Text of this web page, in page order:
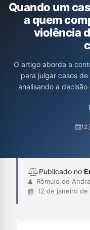
Quando um
a quem
violência
O artigo aborda a
para julgar casos
analisando a decisão
esposa, também
afetam
12
Publicado no
Rômulo de
12 de janeiro de